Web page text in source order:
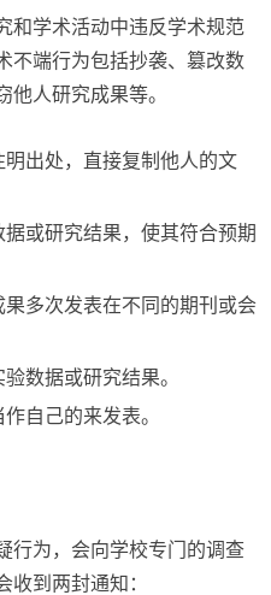
和学术活动中违反学术规范
不端行为包括抄袭、篡改数
他人研究成果等。
出处，直接复制他人的文
或研究结果，使其符合预期
多次发表在不同的期刊或会
数据或研究结果。
自己的来发表。
行为，会向学校专门的调查
收到两封通知：